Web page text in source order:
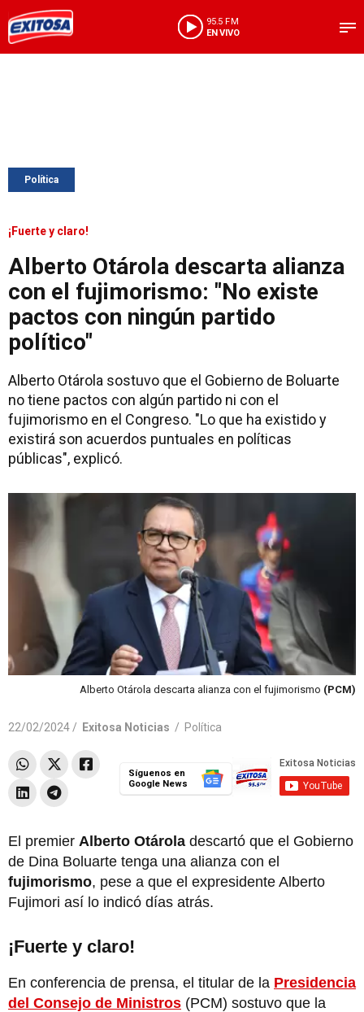
95.5 FM
EN VIVO
Política
¡Fuerte y claro!
Alberto Otárola descarta alianza
con el fujimorismo: "No existe
pactos con ningún partido
político"
Alberto Otárola sostuvo que el Gobierno de Boluarte
no tiene pactos con algún partido ni con el
fujimorismo en el Congreso. "Lo que ha existido y
existirá son acuerdos puntuales en políticas
públicas", explicó.
Alberto Otárola descarta alianza con el fujimorismo (PCM)
22/02/2024 / Exitosa Noticias / Política
Síguenos en
Google News
El premier Alberto Otárola descartó que el Gobierno
de Dina Boluarte tenga una alianza con el
fujimorismo, pese a que el expresidente Alberto
Fujimori así lo indicó días atrás.
¡Fuerte y claro!
En conferencia de prensa, el titular de la Presidencia
del Consejo de Ministros (PCM) sostuvo que la